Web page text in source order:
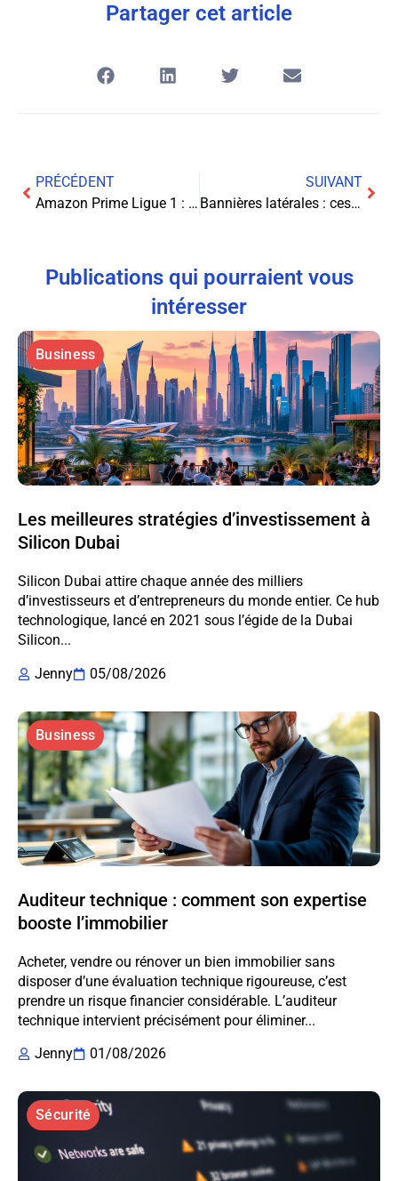
Partager cet article
PRÉCÉDENT
Amazon Prime Ligue 1 : Votre Pass VIP pour le Football Français
SUIVANT
Bannières latérales : ces publicités qui bordent nos pages web
Publications qui pourraient vous
intéresser
Business
Les meilleures stratégies d’investissement à
Silicon Dubai
Silicon Dubai attire chaque année des milliers
d’investisseurs et d’entrepreneurs du monde entier. Ce hub
technologique, lancé en 2021 sous l’égide de la Dubai
Silicon...
Jenny
05/08/2026
Business
Auditeur technique : comment son expertise
booste l’immobilier
Acheter, vendre ou rénover un bien immobilier sans
disposer d’une évaluation technique rigoureuse, c’est
prendre un risque financier considérable. L’auditeur
technique intervient précisément pour éliminer...
Jenny
01/08/2026
Sécurité